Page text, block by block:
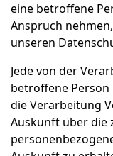
eine betroffene
Anspruch
unseren
Jede von der
betroffene Person
die Verarbeitung
Auskunft über die